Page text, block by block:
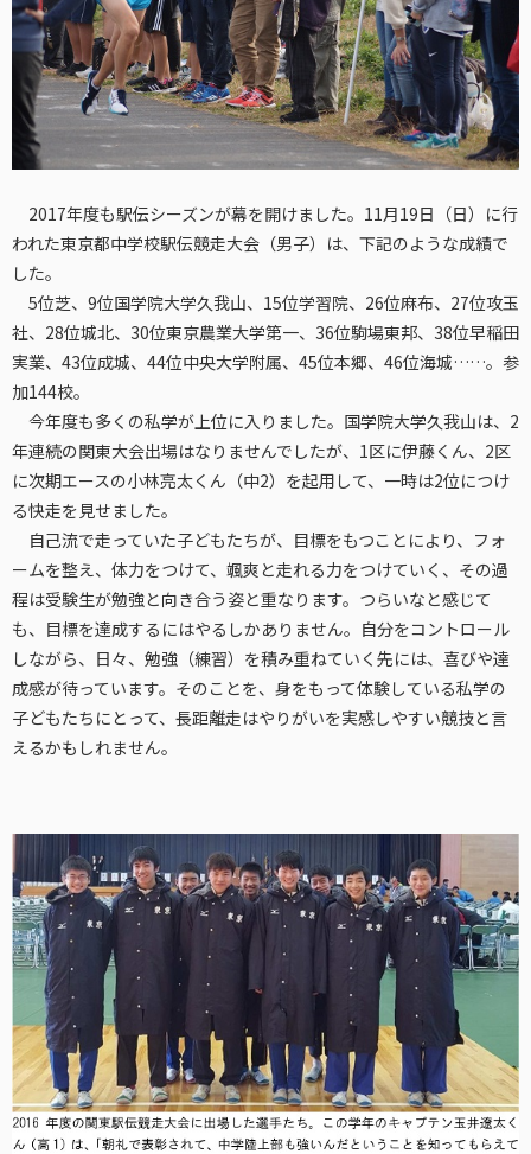
2017年度も駅伝シーズンが幕を開けました。11月19日（日）に行
われた東京都中学校駅伝競走大会（男子）は、下記のような成績で
した。
5位芝、9位国学院大学久我山、15位学習院、26位麻布、27位攻玉
社、28位城北、30位東京農業大学第一、36位駒場東邦、38位早稲田
実業、43位成城、44位中央大学附属、45位本郷、46位海城……。参
加144校。
今年度も多くの私学が上位に入りました。国学院大学久我山は、2
年連続の関東大会出場はなりませんでしたが、1区に伊藤くん、2区
に次期エースの小林亮太くん（中2）を起用して、一時は2位につけ
る快走を見せました。
自己流で走っていた子どもたちが、目標をもつことにより、フォ
ームを整え、体力をつけて、颯爽と走れる力をつけていく、その過
程は受験生が勉強と向き合う姿と重なります。つらいなと感じて
も、目標を達成するにはやるしかありません。自分をコントロール
しながら、日々、勉強（練習）を積み重ねていく先には、喜びや達
成感が待っています。そのことを、身をもって体験している私学の
子どもたちにとって、長距離走はやりがいを実感しやすい競技と言
えるかもしれません。